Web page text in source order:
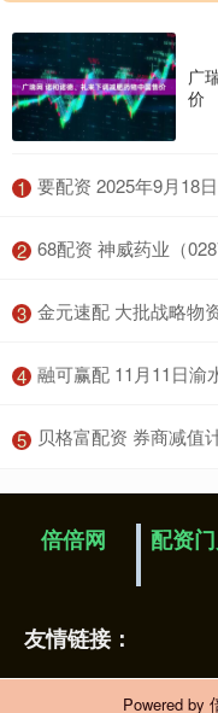
广
价
1 要配资 2025年9月18
2 ​68配资 神威药业（
3 金元速配 大批战略物资, 纷
4 融可赢配 11月11日渝
5 贝格富配资 券商减值计提
倍倍网 配资
友情链接：
Powered by